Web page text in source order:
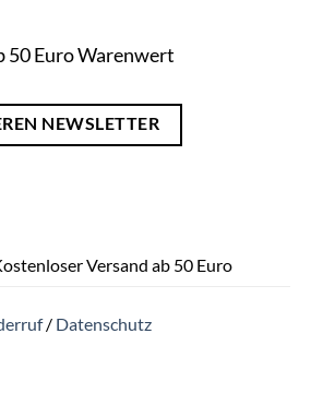
50 Euro Warenwert
NEWSLETTER
Versand ab 50 Euro
/ Datenschutz